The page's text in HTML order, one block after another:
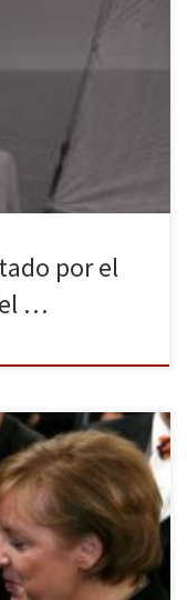
colección son El
Chaves Nogales
ediciones y la
por el
…
ruso, Vladimir
unas relaciones
el conflicto
entre Rusia y la
no ha cesado